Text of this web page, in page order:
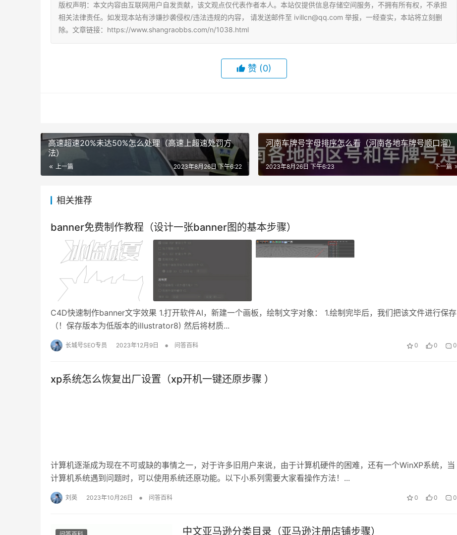
版权声明：本文内容由互联网用户自发贡献，该文观点仅代表作者本人。本站仅提供信息存储空间服务，不拥有所有权，不承担
相关法律责任。如发现本站有涉嫌抄袭侵权/违法违规的内容， 请发送邮件至 ivillcn@qq.com 举报，一经查实，本站将立刻删
除。文章链接：https://www.shangraobbs.com/n/1038.html
赞 (0)
高速超速20%未达50%怎么处理（高速上超速处罚方
法）
上一篇 2023年8月26日 下午6:22
河南车牌号字母排序怎么看（河南各地车牌号顺口溜）
下一篇
2023年8月26日 下午6:23
相关推荐
banner免费制作教程（设计一张banner图的基本步骤）
C4D快速制作banner文字效果 1.打开软件AI，新建一个画板，绘制文字对象： 1.绘制完毕后，我们把该文件进行保存
（！保存版本为低版本的illustrator8) 然后将材质...
长城号SEO专员 2023年12月9日 • 问答百科 0 0 0
xp系统怎么恢复出厂设置（xp开机一键还原步骤 ）
计算机逐渐成为现在不可或缺的事情之一，对于许多旧用户来说，由于计算机硬件的困难，还有一个WinXP系统，当
计算机系统遇到问题时，可以使用系统还原功能。以下小系列需要大家看操作方法！...
刘英 2023年10月26日 • 问答百科 0 0 0
中文亚马逊分类目录（亚马逊注册店铺步骤）